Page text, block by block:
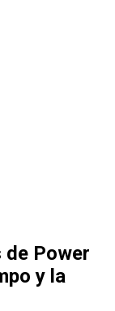
Power
y la